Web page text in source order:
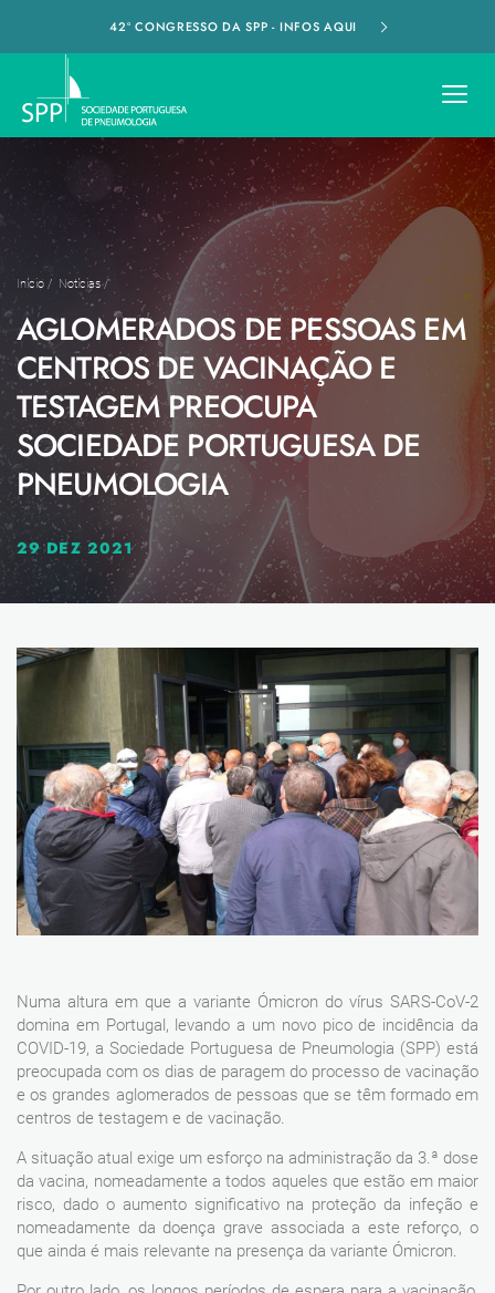
42º CONGRESSO DA SPP - INFOS AQUI
Início / Notícias/
AGLOMERADOS DE PESSOAS EM
CENTROS DE VACINAÇÃO E
TESTAGEM PREOCUPA
SOCIEDADE PORTUGUESA DE
PNEUMOLOGIA
29 DEZ 2021
Numa altura em que a variante Ómicron do vírus SARS-CoV-2
domina em Portugal, levando a um novo pico de incidência da
COVID-19, a Sociedade Portuguesa de Pneumologia (SPP) está
preocupada com os dias de paragem do processo de vacinação
e os grandes aglomerados de pessoas que se têm formado em
centros de testagem e de vacinação.
A situação atual exige um esforço na administração da 3.ª dose
da vacina, nomeadamente a todos aqueles que estão em maior
risco, dado o aumento significativo na proteção da infeção e
nomeadamente da doença grave associada a este reforço, o
que ainda é mais relevante na presença da variante Ómicron.